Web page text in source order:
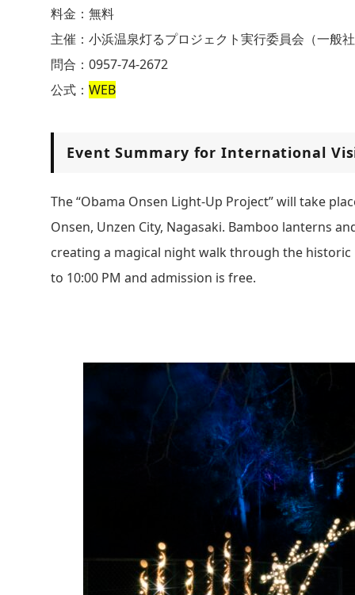
料金：無料
主催：小浜温泉灯るプロジェクト実行委員会（一般
問合：0957-74-2672
公式： WEB
Event Summary for International
The “Obama Onsen Light-Up Project” will take
Onsen, Unzen City, Nagasaki. Bamboo lanterns
creating a magical night walk through the
to 10:00 PM and admission is free.